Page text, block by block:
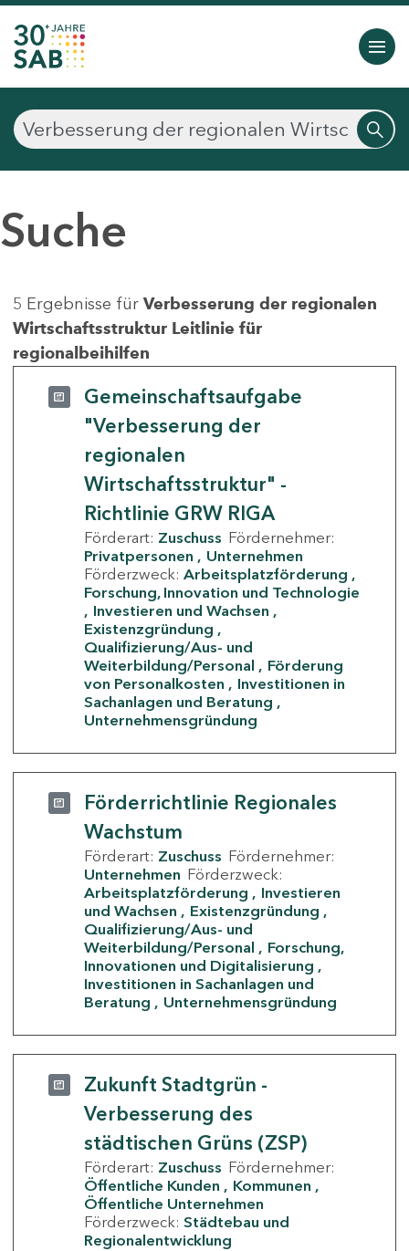
Suche
5 Ergebnisse für Verbesserung der regionalen
Wirtschaftsstruktur Leitlinie für
regionalbeihilfen
Gemeinschaftsaufgabe
"Verbesserung der
regionalen
Wirtschaftsstruktur" -
Richtlinie GRW RIGA
Förderart: Zuschuss Fördernehmer:
Privatpersonen
Unternehmen
Förderzweck: Arbeitsplatzförderung
Forschung, Innovation und Technologie
Investieren und Wachsen
Existenzgründung
Qualifizierung/Aus- und
Weiterbildung/Personal
Förderung
von Personalkosten
Investitionen in
Sachanlagen und Beratung
Unternehmensgründung
Förderrichtlinie Regionales
Wachstum
Förderart: Zuschuss Fördernehmer:
Unternehmen Förderzweck:
Arbeitsplatzförderung
Investieren
und Wachsen
Existenzgründung
Qualifizierung/Aus- und
Weiterbildung/Personal
Forschung,
Innovationen und Digitalisierung
Investitionen in Sachanlagen und
Beratung
Unternehmensgründung
Zukunft Stadtgrün -
Verbesserung des
städtischen Grüns (ZSP)
Förderart: Zuschuss Fördernehmer:
Öffentliche Kunden
Kommunen
Öffentliche Unternehmen
Förderzweck: Städtebau und
Regionalentwicklung